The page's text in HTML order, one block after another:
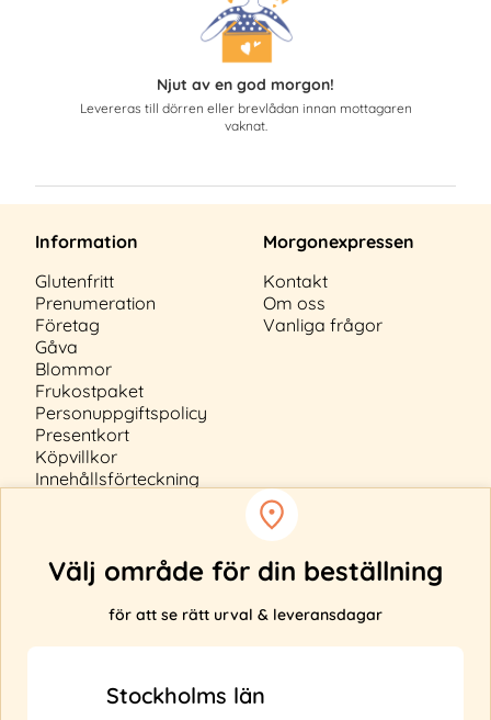
Njut av en god morgon!
Levereras till dörren eller brevlådan innan mottagaren
vaknat.
Välj område för din beställning
för att se rätt urval & leveransdagar
Stockholms län
Information
Glutenfritt
Prenumeration
Företag
Gåva
Blommor
Frukostpaket
Personuppgiftspolicy
Presentkort
Köpvillkor
Innehållsförteckning
Morgonexpressen
Kontakt
Om oss
Vanliga frågor
Anmäl ditt intresse
Fyll i din e-post nedan så får du uppdateringar när